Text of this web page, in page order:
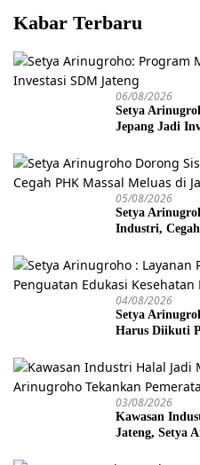
Kabar Terbaru
06/08/2026
Setya
Jepang Jadi
05/08/2026
Setya
Industri,
04/08/2026
Setya
Harus Diikuti
03/08/2026
Kawasan
Jateng, Setya